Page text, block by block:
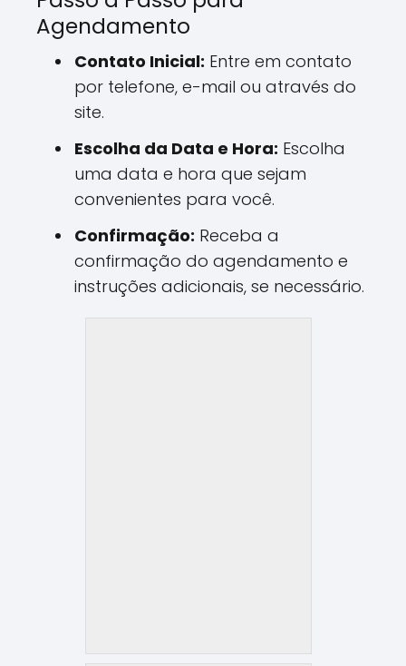
Agendamento
Contato Inicial: Entre em contato
por telefone, e-mail ou através do
site.
Escolha da Data e Hora: Escolha
uma data e hora que sejam
convenientes para você.
Confirmação: Receba a
confirmação do agendamento e
instruções adicionais, se necessário.